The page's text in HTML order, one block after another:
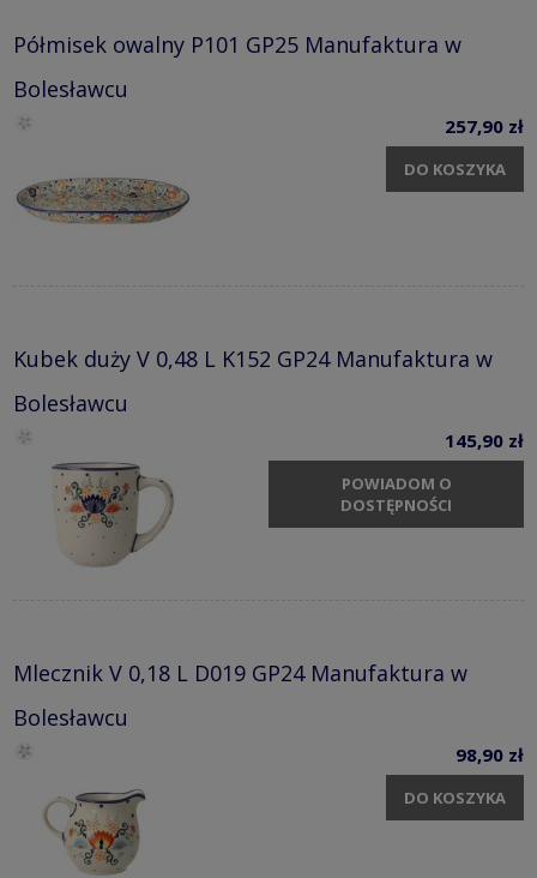
Półmisek owalny P101 GP25 Manufaktura w
Bolesławcu
257,90 zł
DO KOSZYKA
Kubek duży V 0,48 L K152 GP24 Manufaktura w
Bolesławcu
145,90 zł
POWIADOM O
DOSTĘPNOŚCI
Mlecznik V 0,18 L D019 GP24 Manufaktura w
Bolesławcu
98,90 zł
DO KOSZYKA